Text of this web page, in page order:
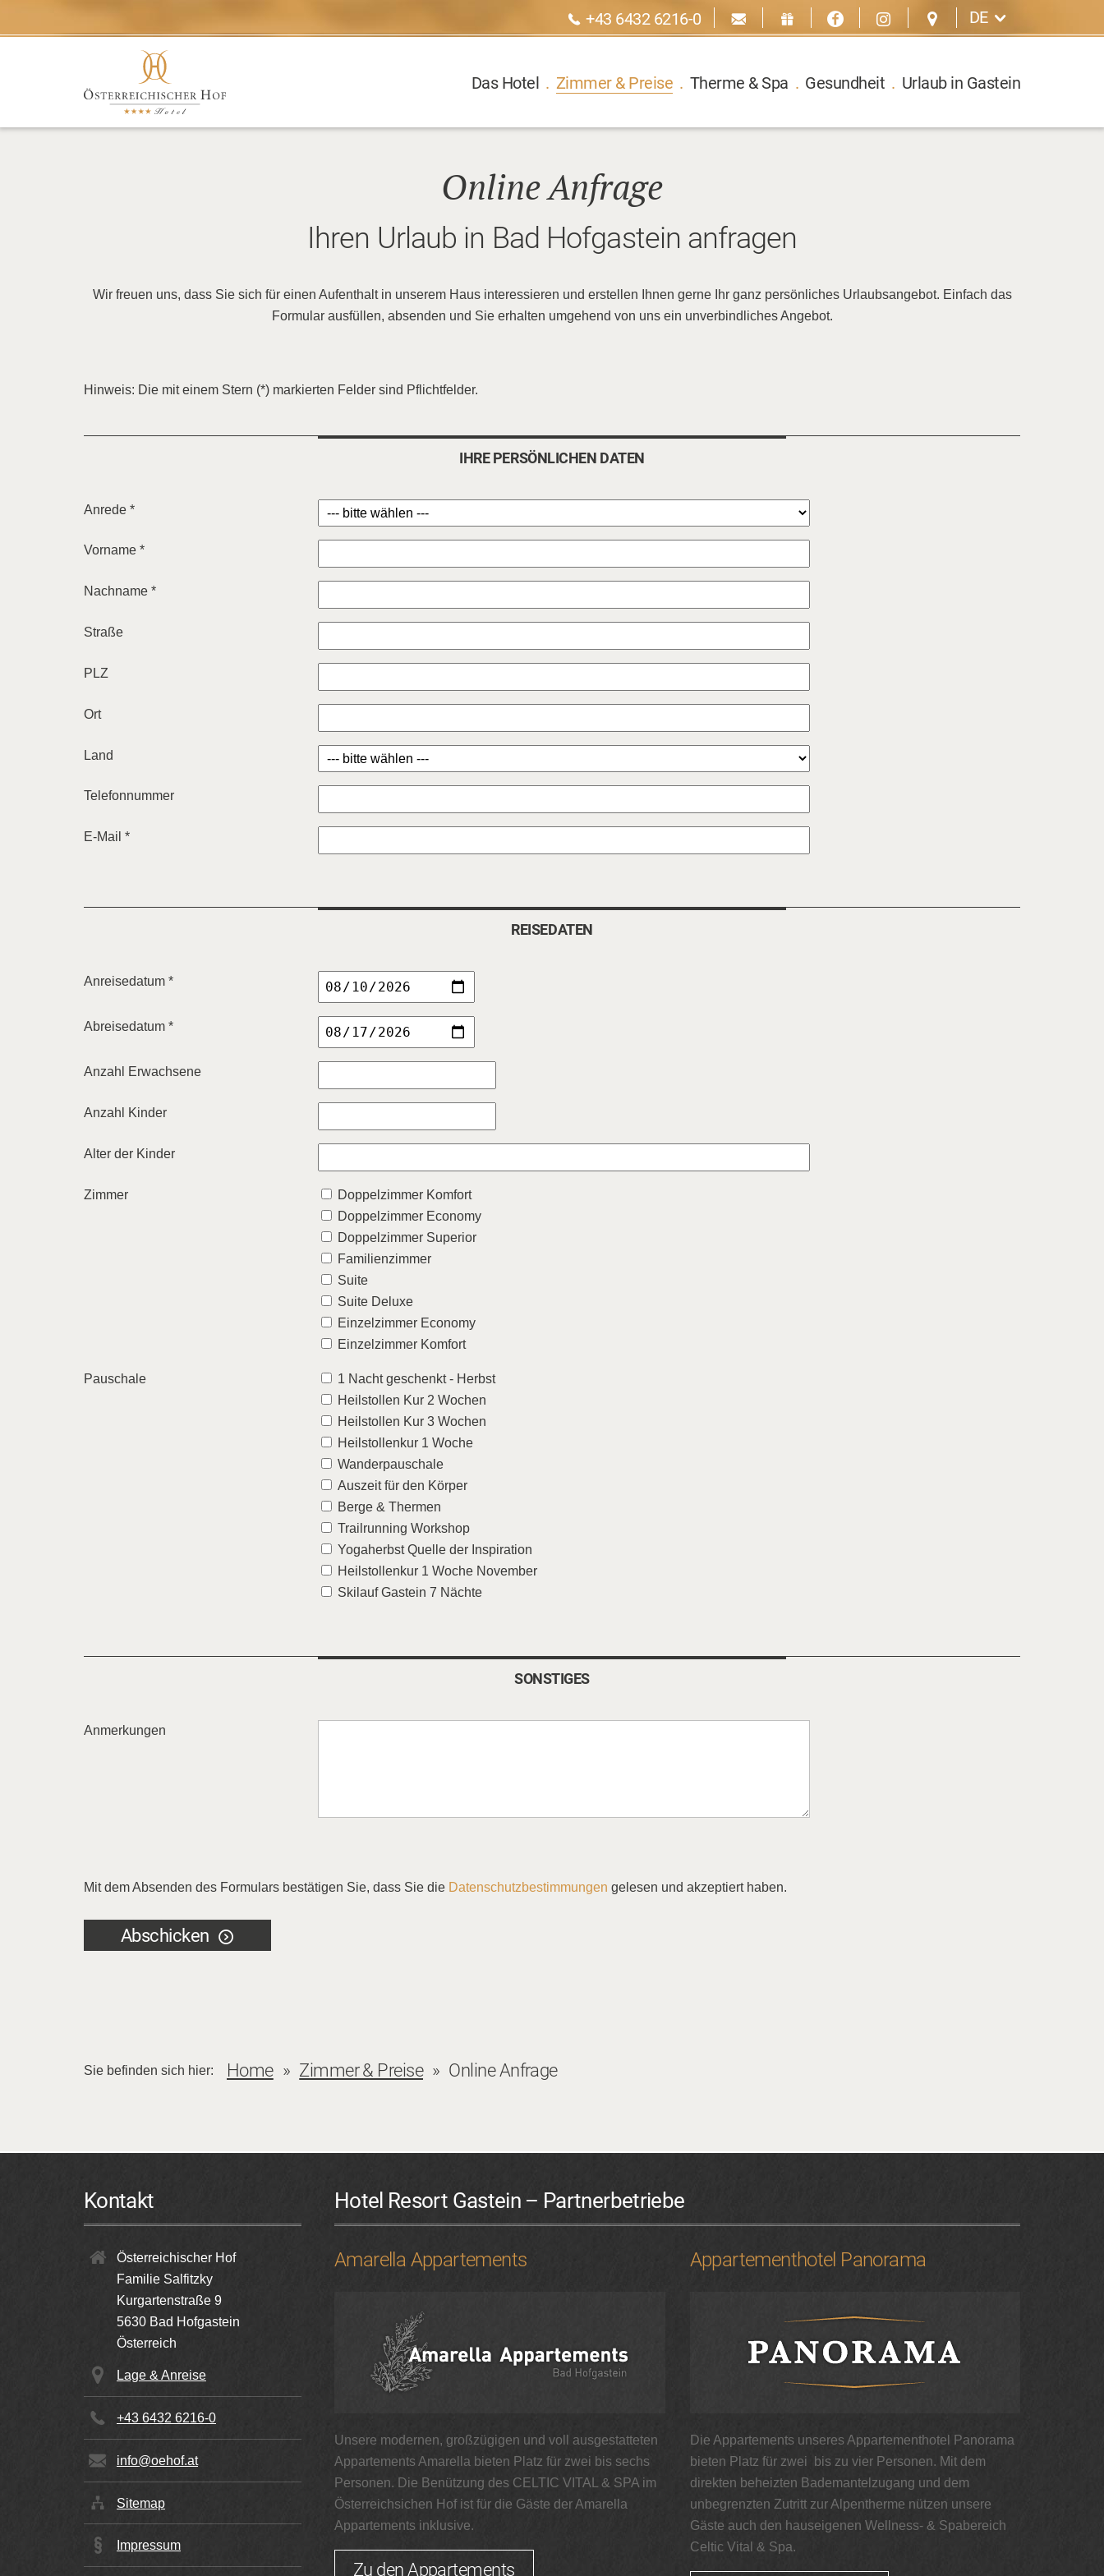
DE
+43 6432 6216-0
Das Hotel . Zimmer & Preise . Therme & Spa . Gesundheit . Urlaub in Gastein
Online Anfrage
Ihren Urlaub in Bad Hofgastein anfragen
Wir freuen uns, dass Sie sich für einen Aufenthalt in unserem Haus interessieren und erstellen Ihnen gerne Ihr ganz persönliches Urlaubsangebot. Einfach das
Formular ausfüllen, absenden und Sie erhalten umgehend von uns ein unverbindliches Angebot.
Hinweis: Die mit einem Stern (*) markierten Felder sind Pflichtfelder.
IHRE PERSÖNLICHEN DATEN
Anrede *
Vorname *
Nachname *
Straße
PLZ
Ort
Land
Telefonnummer
E-Mail *
REISEDATEN
Anreisedatum *
Abreisedatum *
Anzahl Erwachsene
Anzahl Kinder
Alter der Kinder
Zimmer
Doppelzimmer Komfort
Doppelzimmer Economy
Doppelzimmer Superior
Familienzimmer
Suite
Suite Deluxe
Einzelzimmer Economy
Einzelzimmer Komfort
Pauschale
1 Nacht geschenkt - Herbst
Heilstollen Kur 2 Wochen
Heilstollen Kur 3 Wochen
Heilstollenkur 1 Woche
Wanderpauschale
Auszeit für den Körper
Berge & Thermen
Trailrunning Workshop
Yogaherbst Quelle der Inspiration
Heilstollenkur 1 Woche November
Skilauf Gastein 7 Nächte
SONSTIGES
Anmerkungen
Mit dem Absenden des Formulars bestätigen Sie, dass Sie die Datenschutzbestimmungen gelesen und akzeptiert haben.
Abschicken
Sie befinden sich hier: Home Zimmer & Preise Online Anfrage
Kontakt
Österreichischer Hof
Familie Salfitzky
Kurgartenstraße 9
5630 Bad Hofgastein
Österreich
Lage & Anreise
+43 6432 6216-0
info@oehof.at
Sitemap
Impressum
Hotel Resort Gastein – Partnerbetriebe
Amarella Appartements
Unsere modernen, großzügigen und voll ausgestatteten
Appartements Amarella bieten Platz für zwei bis sechs
Personen. Die Benützung des CELTIC VITAL & SPA im
Österreichsichen Hof ist für die Gäste der Amarella
Appartements inklusive.
Zu den Appartements
Appartementhotel Panorama
Die Appartements unseres Appartementhotel Panorama
bieten Platz für zwei bis zu vier Personen. Mit dem
direkten beheizten Bademantelzugang und dem
unbegrenzten Zutritt zur Alpentherme nützen unsere
Gäste auch den hauseigenen Wellness- & Spabereich
Celtic Vital & Spa.